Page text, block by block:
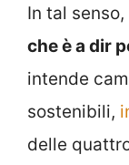
In tal senso,
che è a dir
intende
sostenibili,
delle